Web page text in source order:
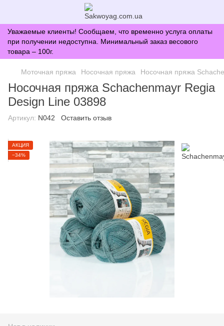
Уважаемые клиенты! Сообщаем, что временно услуга оплаты
при получении недоступна. Минимальный заказ весового
товара – 100г.
Моточная пряжа Носочная пряжа Носочная пряжа
Носочная пряжа Schachenmayr Regia
Design Line 03898
Артикул: N042 Оставить отзыв
АКЦИЯ
−34%